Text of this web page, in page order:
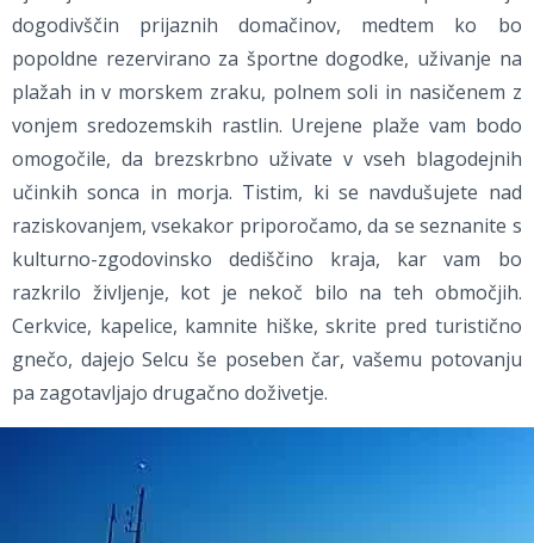
dogodivščin prijaznih domačinov, medtem ko bo
popoldne rezervirano za športne dogodke, uživanje na
plažah in v morskem zraku, polnem soli in nasičenem z
vonjem sredozemskih rastlin. Urejene plaže vam bodo
omogočile, da brezskrbno uživate v vseh blagodejnih
učinkih sonca in morja. Tistim, ki se navdušujete nad
raziskovanjem, vsekakor priporočamo, da se seznanite s
kulturno-zgodovinsko dediščino kraja, kar vam bo
razkrilo življenje, kot je nekoč bilo na teh območjih.
Cerkvice, kapelice, kamnite hiške, skrite pred turistično
gnečo, dajejo Selcu še poseben čar, vašemu potovanju
pa zagotavljajo drugačno doživetje.